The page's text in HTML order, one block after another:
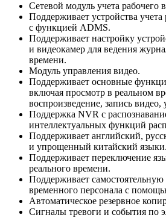
Сетевой модуль учета рабочего
Поддерживает устройства учета
с функцией ADMS.
Поддерживает настройку
и видеокамер для ведения
времени.
Модуль управления видео.
Поддерживает основные
включая просмотр в реальном
воспроизведение, запись
Поддержка NVR с
интеллектуальных функций
Поддерживает английский,
и упрощенный китайский языки.
Поддерживает переключение
реального времени.
Поддерживает
временного персонала с
Автоматическое резервное
Сигналы тревоги и события по